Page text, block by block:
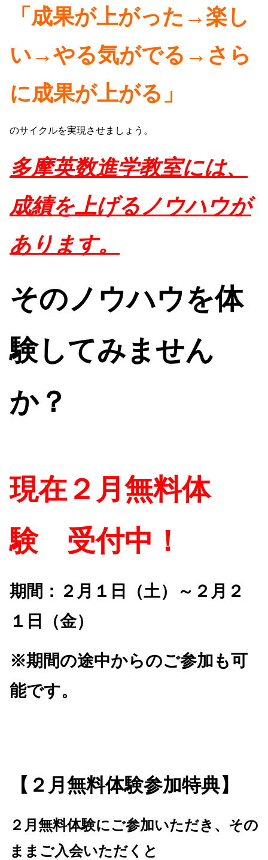
「成果が上がった→楽し
い→やる気がでる→さら
に成果が上がる」
のサイクルを実現させましょう。
多摩英数進学教室には、
成績を上げるノウハウが
あります。
そのノウハウを体
験してみません
か？
現在２月無料体
験 受付中！
期間：２月１日（土）～２月２
１日（金）
※期間の途中からのご参加も可
能です。
【 ２月無料体験参加特典】
２月無料体験にご参加いただき、その
ままご入会いただくと